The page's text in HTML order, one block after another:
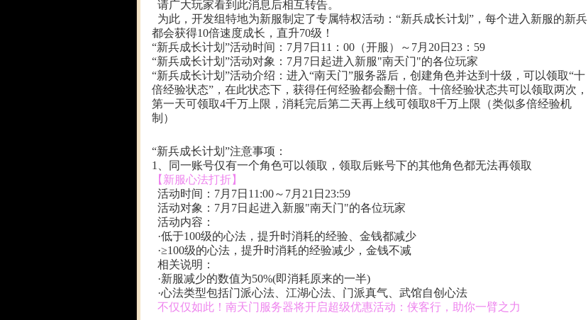
请广大玩家看到此消息后相互转告。
为此，开发组特地为新服制定了专属特权活动：“新兵成长计划”，每个进入新服的新兵
都会获得10倍速度成长，直升70级！
“新兵成长计划”活动时间：7月7日11：00（开服）～7月20日23：59
“新兵成长计划”活动对象：7月7日起进入新服"南天门"的各位玩家
“新兵成长计划”活动介绍：进入“南天门”服务器后，创建角色并达到十级，可以领取“十
倍经验状态”，在此状态下，获得任何经验都会翻十倍。十倍经验状态共可以领取两次，
第一天可领取4千万上限，消耗完后第二天再上线可领取8千万上限（类似多倍经验机
制）
“新兵成长计划”注意事项：
1、同一账号仅有一个角色可以领取，领取后账号下的其他角色都无法再领取
【新服心法打折】
活动时间：7月7日11:00～7月21日23:59
活动对象：7月7日起进入新服"南天门"的各位玩家
活动内容：
·低于100级的心法，提升时消耗的经验、金钱都减少
·≥100级的心法，提升时消耗的经验减少，金钱不减
相关说明：
·新服减少的数值为50%(即消耗原来的一半)
·心法类型包括门派心法、江湖心法、门派真气、武馆自创心法
不仅仅如此！南天门服务器将开启超级优惠活动：侠客行，助你一臂之力